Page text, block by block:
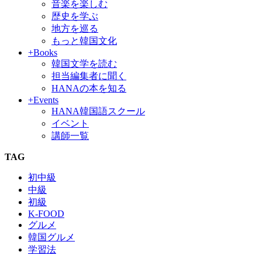
音楽を楽しむ
歴史を学ぶ
地方を巡る
もっと韓国文化
+Books
韓国文学を読む
担当編集者に聞く
HANAの本を知る
+Events
HANA韓国語スクール
イベント
講師一覧
TAG
初中級
中級
初級
K-FOOD
グルメ
韓国グルメ
学習法